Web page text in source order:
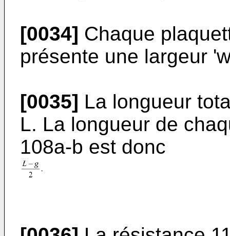
[0034] Chaque
présente une largeur
[0035] La longueur
L. La longueur de
108a-b est donc